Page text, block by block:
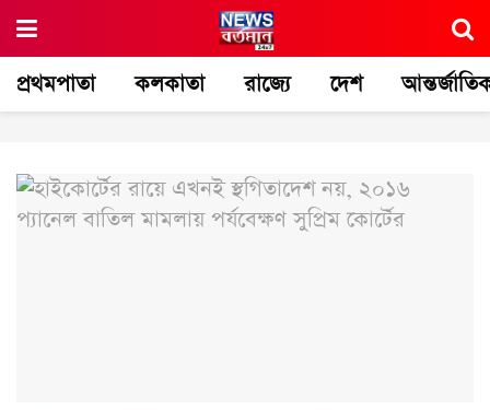
প্রথমপাতা কলকাতা রাজ্যে দেশ